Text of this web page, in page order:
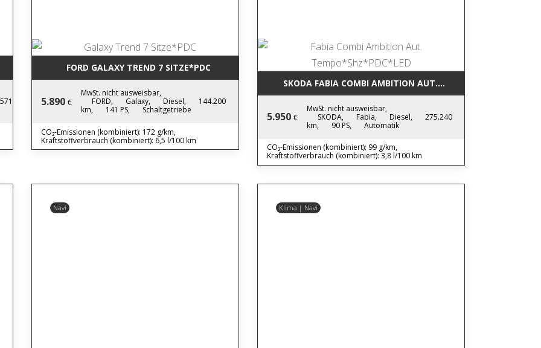
FORD GALAXY TREND 7 SITZE*PDC
5.890 €
MwSt. nicht ausweisbar,
FORD,
Galaxy, Diesel,
144.200
km,
141 PS, Schaltgetriebe
CO₂-Emissionen (kombiniert): 172 g/km,
Kraftstoffverbrauch (kombiniert): 6,5 l/100 km
SKODA FABIA COMBI AMBITION AUT. TEMPO*SHZ*PDC*LED
5.950 €
MwSt. nicht ausweisbar,
SKODA,
Fabia, Diesel,
275.240
km,
90 PS, Automatik
CO₂-Emissionen (kombiniert): 99 g/km,
Kraftstoffverbrauch (kombiniert): 3,8 l/100 km
Navi Klima | Navi